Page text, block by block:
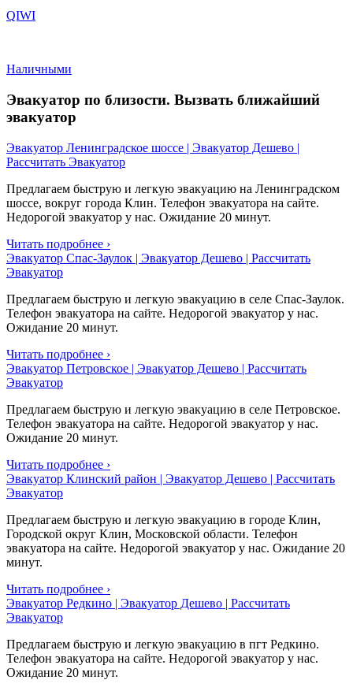
QIWI
Наличными
Эвакуатор по близости. Вызвать ближайший
эвакуатор
Эвакуатор Ленинградское шоссе | Эвакуатор Дешево |
Рассчитать Эвакуатор
Предлагаем быструю и легкую эвакуацию на Ленинградском
шоссе, вокруг города Клин. Телефон эвакуатора на сайте.
Недорогой эвакуатор у нас. Ожидание 20 минут.
Читать подробнее ›
Эвакуатор Спас-Заулок | Эвакуатор Дешево | Рассчитать
Эвакуатор
Предлагаем быструю и легкую эвакуацию в селе Спас-Заулок.
Телефон эвакуатора на сайте. Недорогой эвакуатор у нас.
Ожидание 20 минут.
Читать подробнее ›
Эвакуатор Петровское | Эвакуатор Дешево | Рассчитать
Эвакуатор
Предлагаем быструю и легкую эвакуацию в селе Петровское.
Телефон эвакуатора на сайте. Недорогой эвакуатор у нас.
Ожидание 20 минут.
Читать подробнее ›
Эвакуатор Клинский район | Эвакуатор Дешево | Рассчитать
Эвакуатор
Предлагаем быструю и легкую эвакуацию в городе Клин,
Городской округ Клин, Московской области. Телефон
эвакуатора на сайте. Недорогой эвакуатор у нас. Ожидание 20
минут.
Читать подробнее ›
Эвакуатор Редкино | Эвакуатор Дешево | Рассчитать
Эвакуатор
Предлагаем быструю и легкую эвакуацию в пгт Редкино.
Телефон эвакуатора на сайте. Недорогой эвакуатор у нас.
Ожидание 20 минут.